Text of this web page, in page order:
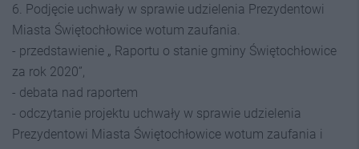
6. Podjęcie uchwały w sprawie udzielenia Prezydentowi
Miasta Świętochłowice wotum zaufania.
- przedstawienie „ Raportu o stanie gminy Świętochłowice
za rok 2020”,
- debata nad raportem
- odczytanie projektu uchwały w sprawie udzielenia
Prezydentowi Miasta Świętochłowice wotum zaufania i